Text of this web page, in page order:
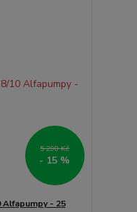
5 290 Kč
- 15 %
Alfapumpy - 25